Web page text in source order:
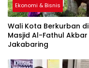
Ekonomi & Bisnis
Wali Kota Berkurban di
Masjid Al-Fathul Akbar
Jakabaring